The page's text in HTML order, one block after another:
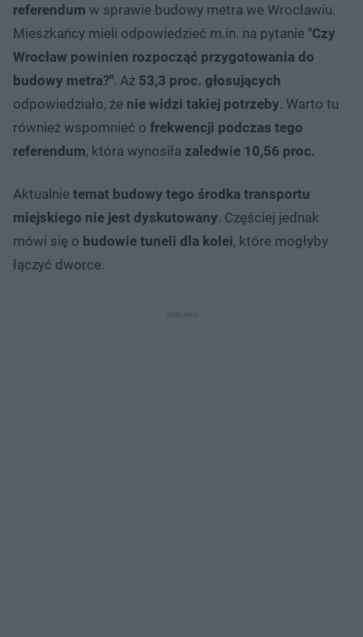
referendum w sprawie budowy metra we Wrocławiu.
Mieszkańcy mieli odpowiedzieć m.in. na pytanie "Czy
Wrocław powinien rozpocząć przygotowania do
budowy metra?". Aż 53,3 proc. głosujących
odpowiedziało, że nie widzi takiej potrzeby. Warto tu
również wspomnieć o frekwencji podczas tego
referendum, która wynosiła zaledwie 10,56 proc.
Aktualnie temat budowy tego środka transportu
miejskiego nie jest dyskutowany. Częściej jednak
mówi się o budowie tuneli dla kolei, które mogłyby
łączyć dworce.